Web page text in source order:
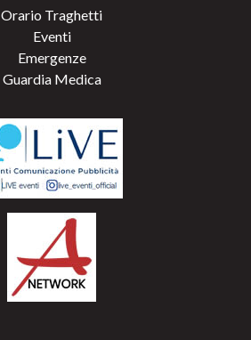
Orario Traghetti
Eventi
Emergenze
Guardia Medica